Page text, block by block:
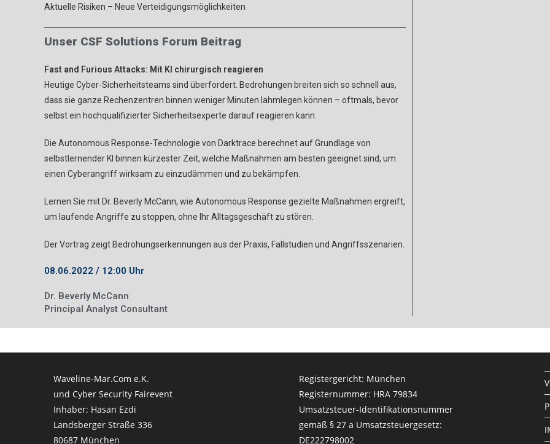
Aktuelle Risiken – Neue Verteidigungsmöglichkeiten
Unser CSF Solutions Forum Beitrag
Fast and Furious Attacks: Mit KI chirurgisch reagieren
Heutige Cyber-Sicherheitsteams sind überfordert. Bedrohungen breiten sich so schnell aus,
dass sie ganze Rechenzentren binnen weniger Minuten lahmlegen können – oftmals, bevor
selbst ein hochqualifizierter Sicherheitsexperte darauf reagieren kann.
Die Autonomous Response-Technologie von Darktrace berechnet auf Grundlage von
selbstlernender KI binnen kürzester Zeit, welche Maßnahmen am besten geeignet sind, um
einen Cyberangriff wirksam zu einzudämmen und zu bekämpfen.
Lernen Sie mit Dr. Beverly McCann, wie Autonomous Response gezielte Maßnahmen ergreift,
um laufende Angriffe zu stoppen, ohne Ihr Alltagsgeschäft zu stören.
Der Vortrag zeigt Bedrohungserkennungen aus der Praxis, Fallstudien und Angriffsszenarien.
08.06.2022 / 12:00 Uhr
Dr. Beverly McCann
Principal Analyst Consultant
Waveline-Mar.Com e.K.
und Cyber Security Fairevent
Inhaber: Hasan Ezdi
Landsberger Straße 336
80687 München
Registergericht: München
Registernummer: HRA 79834
Umsatzsteuer-Identifikationsnummer
gemäß § 27 a Umsatzsteuergesetz:
DE222798002